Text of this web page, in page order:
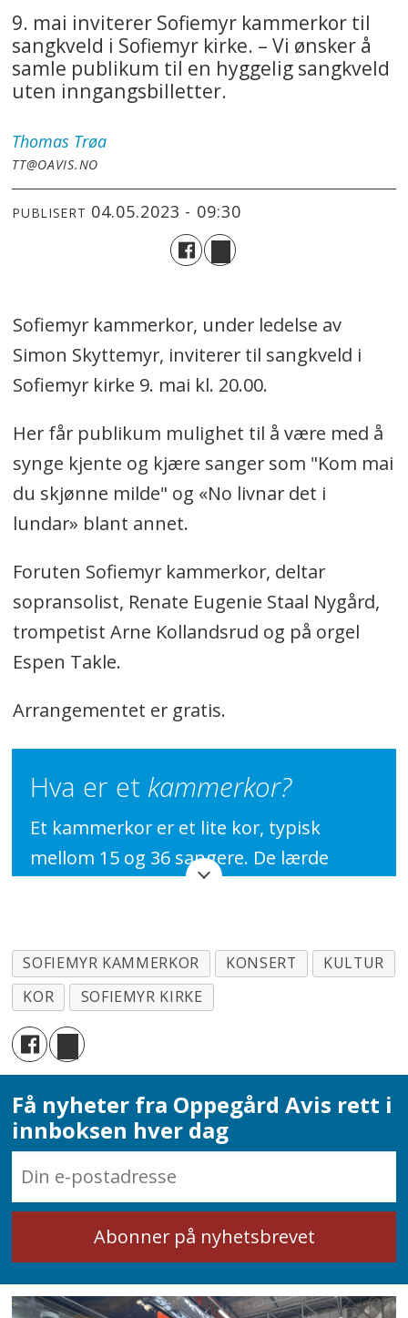
9. mai inviterer Sofiemyr kammerkor til
sangkveld i Sofiemyr kirke. – Vi ønsker å
samle publikum til en hyggelig sangkveld
uten inngangsbilletter.
Thomas Trøa
TT@OAVIS.NO
PUBLISERT 04.05.2023 - 09:30
Sofiemyr kammerkor, under ledelse av
Simon Skyttemyr, inviterer til sangkveld i
Sofiemyr kirke 9. mai kl. 20.00.
Her får publikum mulighet til å være med å
synge kjente og kjære sanger som "Kom mai
du skjønne milde" og «No livnar det i
lundar» blant annet.
Foruten Sofiemyr kammerkor, deltar
sopransolist, Renate Eugenie Staal Nygård,
trompetist Arne Kollandsrud og på orgel
Espen Takle.
Arrangementet er gratis.
Hva er et kammerkor?
Et kammerkor er et lite kor, typisk
mellom 15 og 36 sangere. De lærde
strides, når det kommer til
vokalensemble. En avgrensning kan
være, at kammerkor ofte har en
dirigent. Språksøsteren,
kammerorksester
Et kammerorkester er et lite orkester
med 10-30 musikere.
SOFIEMYR KAMMERKOR KONSERT
KULTUR
KOR
SOFIEMYR KIRKE
Få nyheter fra Oppegård Avis rett i
innboksen hver dag